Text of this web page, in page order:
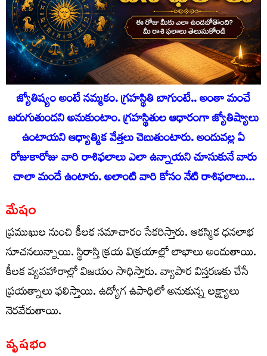
జ్యోతిష్యం అంటే నమ్మకం. గ్రహస్థితి బాగుంటే.. అంతా మంచే
జరుగుతుందని అనుకుంటాం. గ్రహస్థితుల ఆధారంగా జ్యోతిష్యాలు
ఉంటాయని ఆధ్యాత్మిక వేత్తలు చెబుతుంటారు. అందువ‌ల్ల ఏ
రోజుకారోజు వారి రాశిఫ‌లాలు ఎలా ఉన్నాయ‌ని చూసుకునే వారు
చాలా మందే ఉంటారు. అలాంటి వారి కోసం నేటి రాశిఫ‌లాలు…
మేషం
ప్రముఖుల నుంచి కీలక సమాచారం సేకరిస్తారు. ఆకస్మిక ధనలాభ
సూచనలున్నాయి. స్థిరాస్తి క్రయ విక్రయాల్లో లాభాలు అందుతాయి.
కీలక వ్యవహారాల్లో విజయం సాధిస్తారు. వ్యాపార విస్తరణకు చేసే
ప్రయత్నాలు ఫలిస్తాయి. ఉద్యోగ ఉపాధిలో అనుకున్న లక్ష్యాలు
నెరవేరుతాయి.
వృషభం